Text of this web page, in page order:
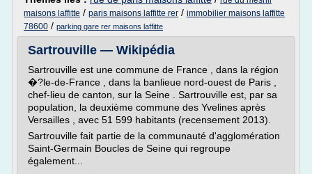
maisons laffitte / paris maisons laffitte rer / immobilier maisons laffitte
78600 / parking gare rer maisons laffitte
Sartrouville — Wikipédia
Sartrouville est une commune de France , dans la région
�?le-de-France , dans la banlieue nord-ouest de Paris ,
chef-lieu de canton, sur la Seine . Sartrouville est, par sa
population, la deuxième commune des Yvelines après
Versailles , avec 51 599 habitants (recensement 2013).
Sartrouville fait partie de la communauté d'agglomération
Saint-Germain Boucles de Seine qui regroupe
également...